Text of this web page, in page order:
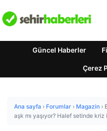
Güncel Haberler
Çerez
Ana sayfa › Forumlar › Magazin ›
aşk mı yaşıyor? Halef setinde kriz